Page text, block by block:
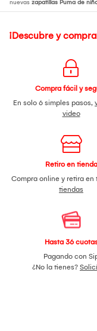
nuevas zapatillas Puma de
¡Descubre y
Compra fácil y
En solo 6 simples pasos,
video
Retiro en tienda
Compra online y retira en
tiendas
Hasta 36
Pagando con
¿No la tienes?